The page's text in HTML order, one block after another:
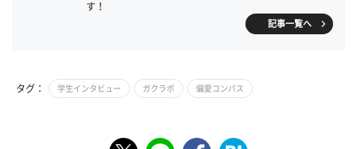
す！
記事一覧へ
タグ： 学生インタビュー ガクラボ 偏愛コンパス